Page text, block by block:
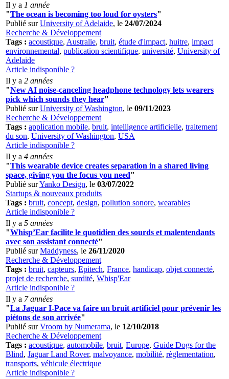
Il y a 1 année
"The ocean is becoming too loud for oysters"
Publié surUniversity of Adelaide, le 24/07/2024
Recherche & Développement
Tags : acoustique, Australie, bruit, étude d'impact, huitre, impact
environnemental, publication scientifique, université, University of
Adelaide
Article indisponible ?
Il y a 2 années
"New AI noise-canceling headphone technology lets wearers
pick which sounds they hear"
Publié surUniversity of Washington, le 09/11/2023
Recherche & Développement
Tags : application mobile, bruit, intelligence artificielle, traitement
du son, University of Washington, USA
Article indisponible ?
Il y a 4 années
"This wearable device creates separation in a shared living
space, giving you the focus you need"
Publié surYanko Design, le 03/07/2022
Startups & nouveaux produits
Tags : bruit, concept, design, pollution sonore, wearables
Article indisponible ?
Il y a 5 années
"Whisp’Ear facilite le quotidien des sourds et malentendants
avec son assistant connecté"
Publié surMaddyness, le 26/11/2020
Recherche & Développement
Tags : bruit, capteurs, Epitech, France, handicap, objet connecté,
projet de recherche, surdité, Whisp'Ear
Article indisponible ?
Il y a 7 années
"La Jaguar I-Pace va faire un bruit artificiel pour prévenir les
piétons de son arrivée"
Publié surVroom by Numerama, le 12/10/2018
Recherche & Développement
Tags : acoustique, automobile, bruit, Europe, Guide Dogs for the
Blind, Jaguar Land Rover, malvoyance, mobilité, règlementation,
transports, véhicule électrique
Article indisponible ?